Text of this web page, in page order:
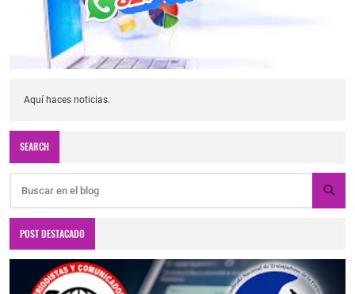
Aquí haces noticias.
SEARCH
POST DESTACADO